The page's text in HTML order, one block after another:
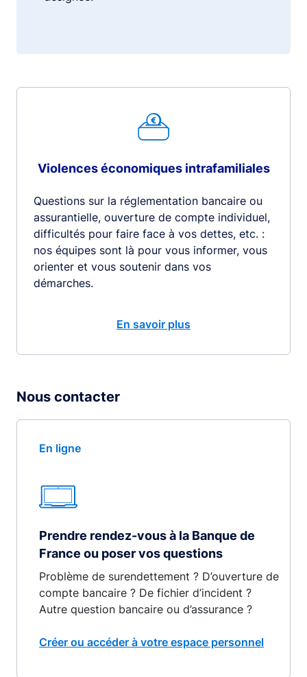
Violences économiques intrafamiliales
Questions sur la réglementation bancaire ou
assurantielle, ouverture de compte individuel,
difficultés pour faire face à vos dettes, etc. :
nos équipes sont là pour vous informer, vous
orienter et vous soutenir dans vos
démarches.
En savoir plus
Nous contacter
En ligne
Prendre rendez-vous à la Banque de
France ou poser vos questions
Problème de surendettement ? D’ouverture de
compte bancaire ? De fichier d’incident ?
Autre question bancaire ou d’assurance ?
Créer ou accéder à votre espace personnel